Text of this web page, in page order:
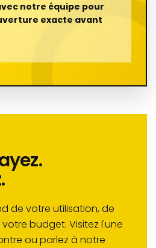
notre équipe pour
exacte avant
de votre utilisation, de
budget. Visitez l'une
ou parlez à notre